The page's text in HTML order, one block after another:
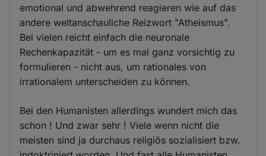
emotional und abwehrend reagieren wie auf das
andere weltanschauliche Reizwort "Atheismus".
Bei vielen reicht einfach die neuronale
Rechenkapazität - um es mal ganz vorsichtig zu
formulieren - nicht aus, um rationales von
irrationalem unterscheiden zu können.
Bei den Humanisten allerdings wundert mich das
schon ! Und zwar sehr ! Viele wenn nicht die
meisten sind ja durchaus religiös sozialisiert bzw.